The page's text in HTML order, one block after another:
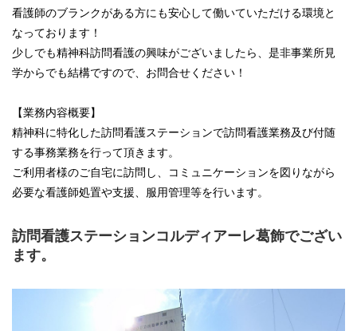
看護師のブランクがある方にも安心して働いていただける環境と
なっております！
少しでも精神科訪問看護の興味がございましたら、是非事業所見
学からでも結構ですので、お問合せください！
【業務内容概要】
精神科に特化した訪問看護ステーションで訪問看護業務及び付随
する事務業務を行って頂きます。
ご利用者様のご自宅に訪問し、コミュニケーションを図りながら
必要な看護師処置や支援、服用管理等を行います。
訪問看護ステーションコルディアーレ葛飾でござい
ます。